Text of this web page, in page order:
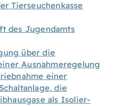
Tierseuchenkasse
des Jugendamts
über die
Ausnahmeregelung
einer
die
als Isolier-